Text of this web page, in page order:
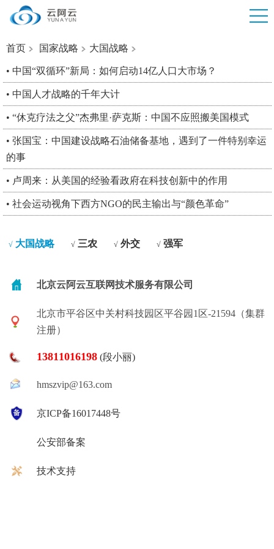
首页 国家战略 大国战略
• 中国“双循环”新局：如何启动14亿人口大市场？
• 中国人才战略的千年大计
• “休克疗法之父”杰弗里·萨克斯：中国不应照搬美国模式
• 张国宝：中国建设战略石油储备基地，遇到了一件特别幸运
的事
• 卢周来：从美国的经验看政府在科技创新中的作用
• 社会运动视角下西方NGO的民主输出与“颜色革命”
√ 大国战略 √ 三农 √ 外交 √ 强军
北京云阿云互联网技术服务有限公司
北京市平谷区中关村科技园区平谷园1区-21594（集群
注册）
13811016198 (段小丽)
hmszvip@163.com
京ICP备16017448号
公安部备案
技术支持